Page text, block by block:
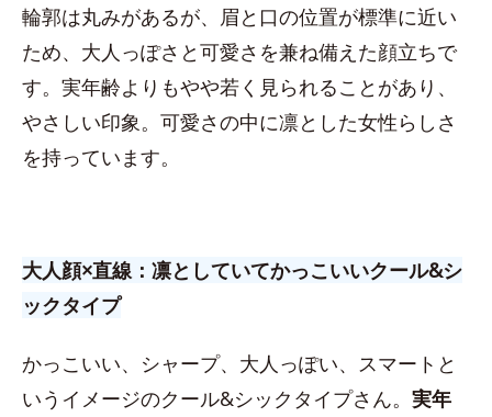
輪郭は丸みがあるが、眉と口の位置が標準に近い
ため、大人っぽさと可愛さを兼ね備えた顔立ちで
す。実年齢よりもやや若く見られることがあり、
やさしい印象。可愛さの中に凛とした女性らしさ
を持っています。
大人顔×直線：凛としていてかっこいいクール&シ
ックタイプ
かっこいい、シャープ、大人っぽい、スマートと
いうイメージのクール&シックタイプさん。 実年